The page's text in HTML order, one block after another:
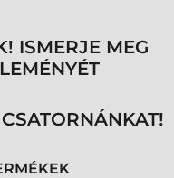
ISMERJE MEG